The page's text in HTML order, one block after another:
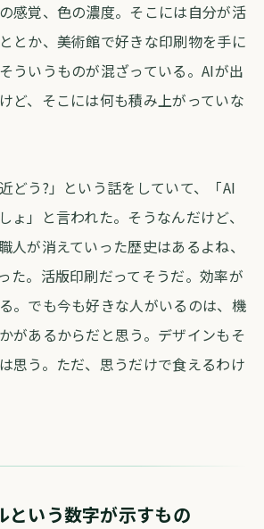
感覚、色の濃度。そこには自分が活
とか、美術館で好きな印刷物を手に
ういうものが混ざっている。AIが出
ど、そこには何も積み上がっていな
どう?」という話をしていて、「AI
ょ」と言われた。そうなんだけど、
人が消えていった歴史はあるよね、
た。活版印刷だってそうだ。効率が
。でも今も好きな人がいるのは、機
があるからだと思う。デザインもそ
思う。ただ、思うだけで食えるわけ
という数字が示すもの